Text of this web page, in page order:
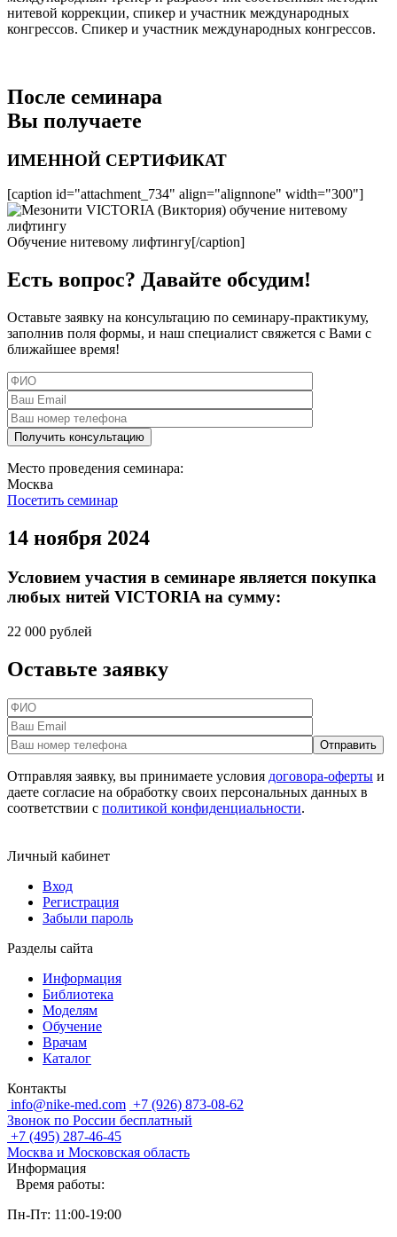
нитевой коррекции, спикер и участник международных
конгрессов. Спикер и участник международных конгрессов.
После семинара
Вы получаете
ИМЕННОЙ СЕРТИФИКАТ
[caption id="attachment_734" align="alignnone" width="300"]
Обучение нитевому лифтингу[/caption]
Есть вопрос? Давайте обсудим!
Оставьте заявку на консультацию по семинару-практикуму,
заполнив поля формы, и наш специалист свяжется с Вами с
ближайшее время!
Место проведения семинара:
Москва
Посетить семинар
14 ноября 2024
Условием участия в семинаре является покупка
любых нитей VICTORIA на сумму:
22 000 рублей
Оставьте заявку
Отправляя заявку, вы принимаете условия договора-оферты и
даете согласие на обработку своих персональных данных в
соответствии с политикой конфиденциальности.
Личный кабинет
Вход
Регистрация
Забыли пароль
Разделы сайта
Информация
Библиотека
Моделям
Обучение
Врачам
Каталог
Контакты
info@nike-med.com +7 (926) 873-08-62
Звонок по России бесплатный
+7 (495) 287-46-45
Москва и Московская область
Информация
Время работы:
Пн-Пт: 11:00-19:00